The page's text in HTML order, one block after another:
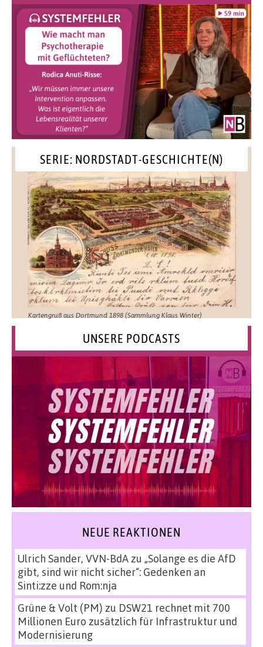
SERIE: NORDSTADT-GESCHICHTE(N)
Kartengruß aus Dortmund 1898 (Sammlung Klaus Winter)
UNSERE PODCASTS
NEUE REAKTIONEN
Ulrich Sander, VVN-BdAzu „Solange es die AfD
gibt, sind wir nicht sicher“: Gedenken an
Sinti:zze und Rom:nja
Grüne & Volt (PM) zu DSW21 rechnet mit 700
Millionen Euro zusätzlich für Infrastruktur und
Modernisierung